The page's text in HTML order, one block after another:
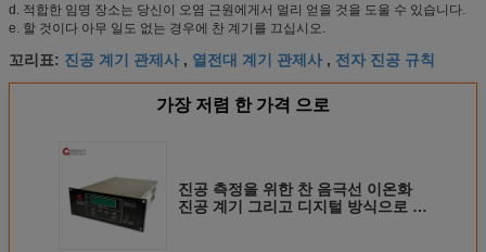
d. 적합한 임명 장소는 당신이 오염 근원에게서 멀리 얻을 것을 도울 수 있습니다.
e. 할 것이다 아무 일도 없는 경우에 찬 계기를 끄십시오.
꼬리표: 진공 계기 관제사 , 열전대 계기 관제사 , 전자 진공 규칙
가장 저렴 한 가격 으로
진공 측정을 위한 찬 음극선 이온화
진공 계기 그리고 디지털 방식으로 진